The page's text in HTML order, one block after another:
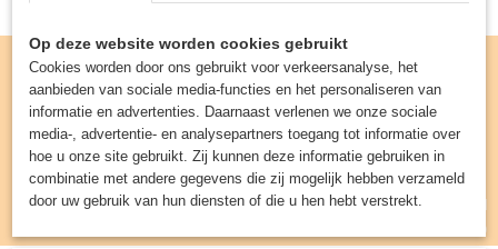
Inloggen Registreren
UW WINKELWAGEN
(0)
Op deze website worden cookies gebruikt
Cookies worden door ons gebruikt voor verkeersanalyse, het
aanbieden van sociale media-functies en het personaliseren van
informatie en advertenties. Daarnaast verlenen we onze sociale
media-, advertentie- en analysepartners toegang tot informatie over
hoe u onze site gebruikt. Zij kunnen deze informatie gebruiken in
combinatie met andere gegevens die zij mogelijk hebben verzameld
door uw gebruik van hun diensten of die u hen hebt verstrekt.